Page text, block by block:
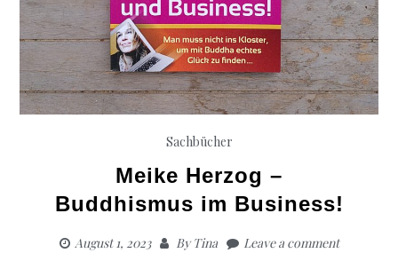
Sachbücher
Meike Herzog –
Buddhismus im Business!
August 1, 2023 ByTina Leave a comment